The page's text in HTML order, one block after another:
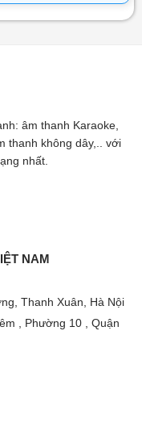
âm thanh Karaoke,
thanh không dây,.. với
nhất.
NAM
Thanh Xuân, Hà Nội
, Phường 10 , Quận